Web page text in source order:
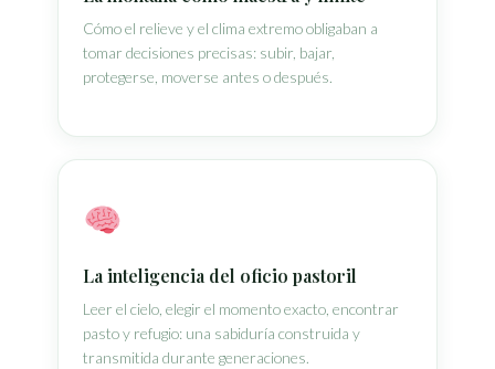
Cómo el relieve y el clima extremo obligaban a
tomar decisiones precisas: subir, bajar,
protegerse, moverse antes o después.
La inteligencia del oficio pastoril
Leer el cielo, elegir el momento exacto, encontrar
pasto y refugio: una sabiduría construida y
transmitida durante generaciones.